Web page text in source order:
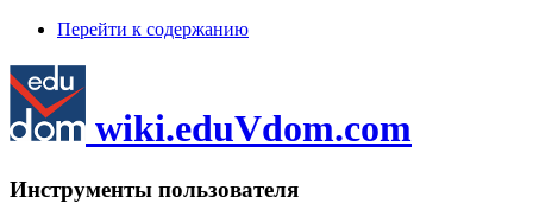
Перейти к содержанию
wiki.eduVdom.com
Инструменты пользователя